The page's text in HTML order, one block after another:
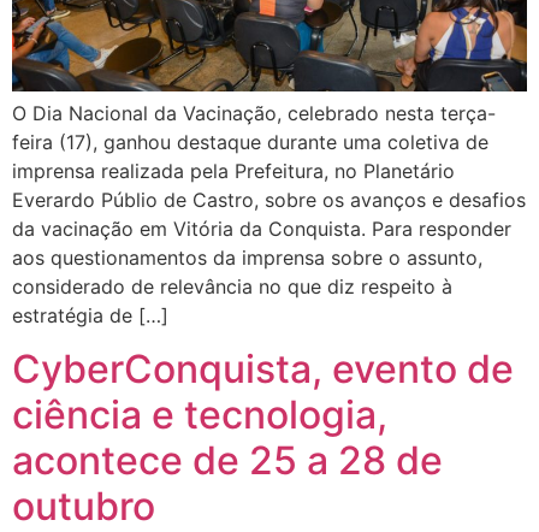
O Dia Nacional da Vacinação, celebrado nesta terça-
feira (17), ganhou destaque durante uma coletiva de
imprensa realizada pela Prefeitura, no Planetário
Everardo Públio de Castro, sobre os avanços e desafios
da vacinação em Vitória da Conquista. Para responder
aos questionamentos da imprensa sobre o assunto,
considerado de relevância no que diz respeito à
estratégia de […]
CyberConquista, evento de
ciência e tecnologia,
acontece de 25 a 28 de
outubro